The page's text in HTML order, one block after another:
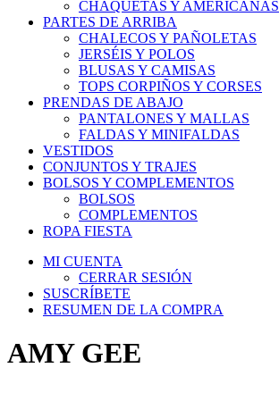
CHAQUETAS Y AMERICANAS
PARTES DE ARRIBA
CHALECOS Y PAÑOLETAS
JERSÉIS Y POLOS
BLUSAS Y CAMISAS
TOPS CORPIÑOS Y CORSES
PRENDAS DE ABAJO
PANTALONES Y MALLAS
FALDAS Y MINIFALDAS
VESTIDOS
CONJUNTOS Y TRAJES
BOLSOS Y COMPLEMENTOS
BOLSOS
COMPLEMENTOS
ROPA FIESTA
MI CUENTA
CERRAR SESIÓN
SUSCRÍBETE
RESUMEN DE LA COMPRA
AMY GEE